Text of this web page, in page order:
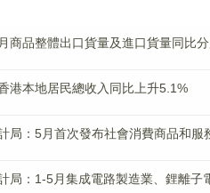
商品整體出口貨量及進口貨量同比
港本地居民總收入同比上升5.1%
局：5月首次發布社會消費商品和服
局：1-5月集成電路製造業、鋰離